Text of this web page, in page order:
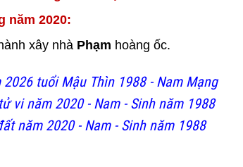
năm 2020:
xây nhà Phạm hoàng ốc.
tuổi Mậu Thìn 1988 - Nam Mạng
vi năm 2020 - Nam - Sinh năm 1988
năm 2020 - Nam - Sinh năm 1988